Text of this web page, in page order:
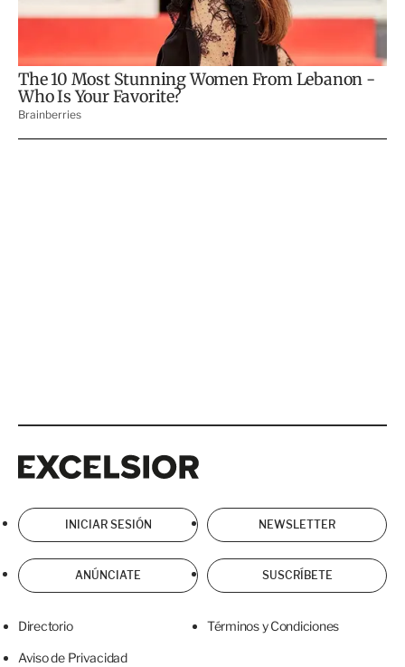
INICIAR SESIÓN NEWSLETTER
ANÚNCIATE SUSCRÍBETE
Directorio Términos y Condiciones
Aviso de Privacidad